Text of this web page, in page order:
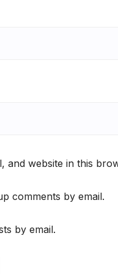
and website in this
comments by email.
by email.